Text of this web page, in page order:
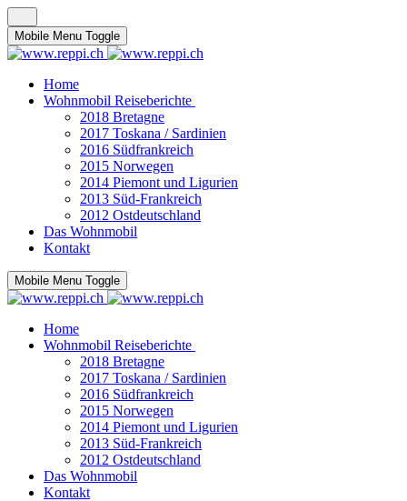
Mobile Menu Toggle
Home
Wohnmobil Reiseberichte
2018 Bretagne
2017 Toskana / Sardinien
2016 Südfrankreich
2015 Norwegen
2014 Piemont und Ligurien
2013 Süd-Frankreich
2012 Ostdeutschland
Das Wohnmobil
Kontakt
Mobile Menu Toggle
Home
Wohnmobil Reiseberichte
2018 Bretagne
2017 Toskana / Sardinien
2016 Südfrankreich
2015 Norwegen
2014 Piemont und Ligurien
2013 Süd-Frankreich
2012 Ostdeutschland
Das Wohnmobil
Kontakt